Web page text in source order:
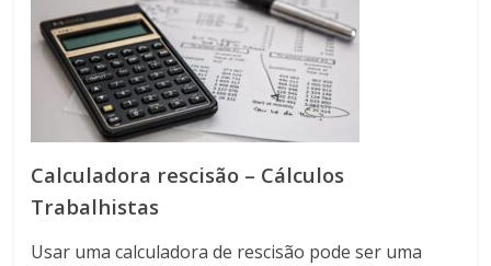
Calculadora rescisão – Cálculos
Trabalhistas
Usar uma calculadora de rescisão pode ser uma